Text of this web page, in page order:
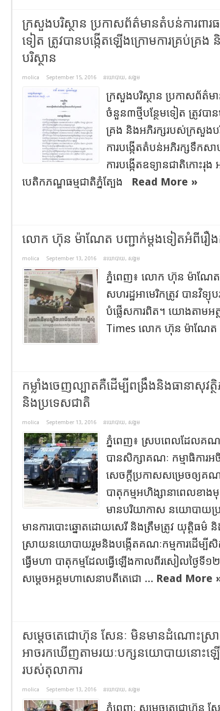
ក្រសួងបរិស្ថាន ប្រកាសព័ត៌មានតំបន់ការពារ
ទៀត ត្រូវបានបង្កើតឡើងក្រោមការគ្រប់គ្រ
បរិស្ថាន
molica September 15, 2016 នយោបាយ, សង្គម
ក្រសួងបរិស្ថាន ប្រកាសព័ត៌មា
ចំនួន៣ថ្មីបន្ថែមទៀត ត្រូវបា
គ្រង និងអភិរក្សរបស់ក្រសួ
ការបង្កើតតំបន់អភិរក្សទឹកស
ការបង្កើតឧទ្យានជាតិកោះរុ
បេតិកភណ្ឌធម្មជាតិភ្នំត្បែង Read More »
លោក ហ៊ុន ម៉ាណែត បញ្ជាក់ម្តងទៀតអំពីរឿងក្
molica September 13, 2016 នយោបាយ, សង្គម
ភ្នំពេញ៖ លោក ហ៊ុន ម៉ាណែត
សហរដ្ឋអាមេរិកត្រូវ បានវិទ្យុ
បំផ្លើសការពិត។ យោងតាមអ
Times លោក ហ៊ុន ម៉ាណែ
កម្លាំងចេញល្បាតគឺដើម្បីពង្រឹងនិងធានាសុវត្
និងប្រទេសជាតិ
molica September 13, 2016 នយោបាយ, សង្គម
ភ្នំពេញ៖ ស្របពេលដែលគណ
បានសិក្សាគណៈ កម្មាធិការ
សេចក្តីប្រកាសសម្រេចឲ្យគ
បាតុកម្មអហិង្សានាពេលខាង
មានបរិយាកាស នយោបាយប្រ
មានការបោះឆ្នោតដោយសេរី និងត្រឹមត្រូវ យុត្តិធម៌
ស្រាយនយោបាយរួមនិងបង្កើតគណៈកម្មការដើម្បីសិ
ធ្វើមហា បាតុកម្មដែលធ្វើឡើងកាលពីរសៀលថ្ងៃទី១
សម្តេចអគ្គមហាសេនាបតីតេជោ ... Read More
សម្តេចតេជោហ៊ុន សែនៈ មិនមានដំណោះ
អាចរកឃើញតាមរយៈបក្សនយោបាយនោះឡើ
របស់តុលាការ
molica September 13, 2016 នយោបាយ, សង្គម
ភ្នំពេញៈ សម្តេចតេជោហ៊ុន ស